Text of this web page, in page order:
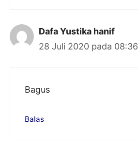
Dafa Yustika hanif
28 Juli 2020 pada 08:36
Bagus
Balas